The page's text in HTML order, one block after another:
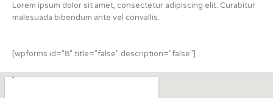
Lorem ipsum dolor sit amet, consectetur adipiscing elit. Curabitur
malesuada bibendum ante vel convallis.
[wpforms id="8" title="false" description="false"]